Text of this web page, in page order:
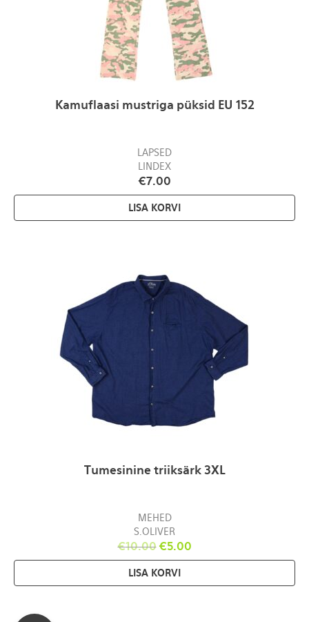
Kamuflaasi mustriga püksid EU 152
LAPSED
LINDEX
€7.00
LISA KORVI
Tumesinine triiksärk 3XL
MEHED
S.OLIVER
€10.00 €5.00
LISA KORVI